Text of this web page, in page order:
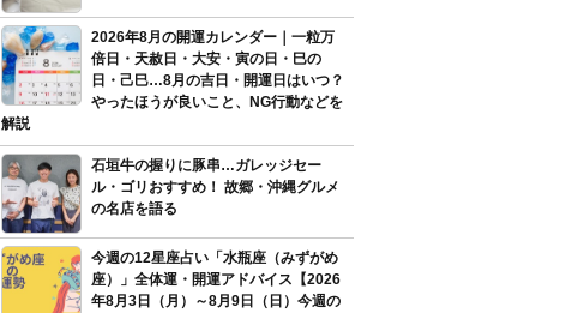
2026年8月の開運カレンダー｜一粒万
倍日・天赦日・大安・寅の日・巳の
日・己巳…8月の吉日・開運日はいつ？
やったほうが良いこと、NG行動などを
解説
石垣牛の握りに豚串…ガレッジセー
ル・ゴリおすすめ！ 故郷・沖縄グルメ
の名店を語る
今週の12星座占い「水瓶座（みずがめ
座）」全体運・開運アドバイス【2026
年8月3日（月）～8月9日（日）今週の